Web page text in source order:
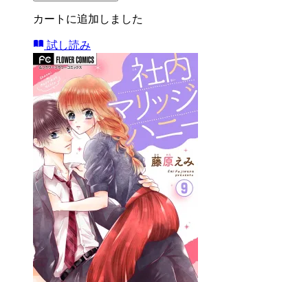
カートに追加しました
試し読み